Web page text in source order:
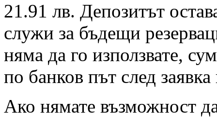
21.91 лв. Депозитът
служи за бъдещи
няма да го използвате,
по банков път след
Ако нямате възможност